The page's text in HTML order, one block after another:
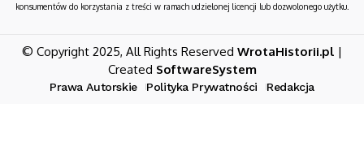
konsumentów do korzystania z treści w ramach udzielonej licencji lub dozwolonego użytku.
© Copyright 2025, All Rights Reserved WrotaHistorii.pl |
Created SoftwareSystem
Prawa Autorskie Polityka Prywatności Redakcja